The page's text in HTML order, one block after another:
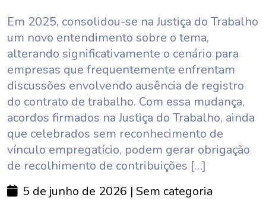
Em 2025, consolidou-se na Justiça do Trabalho
um novo entendimento sobre o tema,
alterando significativamente o cenário para
empresas que frequentemente enfrentam
discussões envolvendo ausência de registro
do contrato de trabalho. Com essa mudança,
acordos firmados na Justiça do Trabalho, ainda
que celebrados sem reconhecimento de
vínculo empregatício, podem gerar obrigação
de recolhimento de contribuições […]
5 de junho de 2026 | Sem categoria